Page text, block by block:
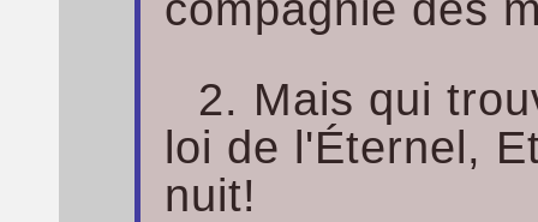
2. Mais qui
loi de l'Éternel,
nuit!